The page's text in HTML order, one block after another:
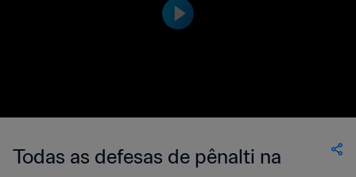
Todas as defesas de pênalti na